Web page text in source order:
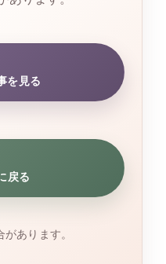
を見る
戻る
あります。